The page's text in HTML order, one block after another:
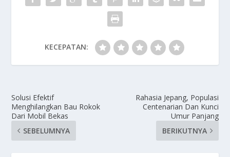
KECEPATAN:
Solusi Efektif
Menghilangkan Bau Rokok
Dari Mobil Bekas
SEBELUMNYA
Rahasia Jepang, Populasi
Centenarian Dan Kunci
Umur Panjang
BERIKUTNYA